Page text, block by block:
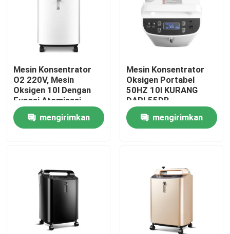
Kontrol kualitas
Hubungi kami
Berita
Dispenser Pita Putar
Dispenser Pita Otomatis
Mesin Konsentrator
O2 220V, Mesin
Oksigen 10l Dengan
Fungsi Atomisasi
mengirimkan
Mesin Konsentrator
Oksigen Portabel
50HZ 10l KURANG
DARI 55DB
mengirimkan